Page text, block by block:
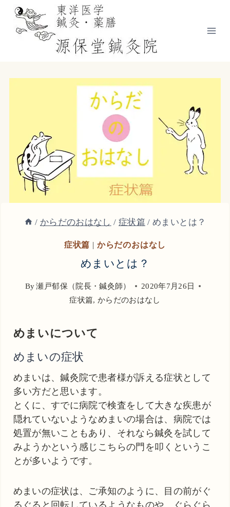
/ からだのおはなし / 症状篇 / めまいとは？
症状篇 | からだのおはなし
めまいとは？
By 瀬戸郁保（院長・鍼灸師）
2020年7月26日
症状篇, からだのおはなし
めまいについて
めまいの症状
めまいは、鍼灸院で患者様が訴える症状として
多い方だと思います。
とくに、すでに病院で検査をして大きな疾患が
隠れていないようなめまいの場合は、病院では
処置が無いこともあり、それなら鍼灸を試して
みようかという感じこちらの門を叩くというこ
とが多いようです。
めまいの症状は、ご承知のように、目の前がぐ
るぐると回転しているようなものや、ぐらぐら